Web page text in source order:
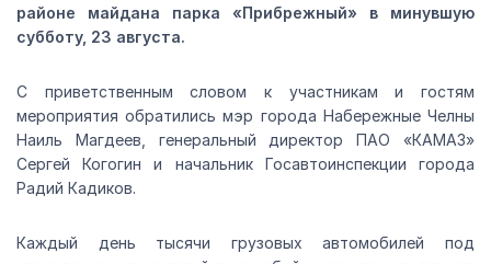
районе майдана парка «Прибрежный» в минувшую
субботу, 23 августа.
С приветственным словом к участникам и гостям
мероприятия обратились мэр города Набережные Челны
Наиль Магдеев, генеральный директор ПАО «КАМАЗ»
Сергей Когогин и начальник Госавтоинспекции города
Радий Кадиков.
Каждый день тысячи грузовых автомобилей под